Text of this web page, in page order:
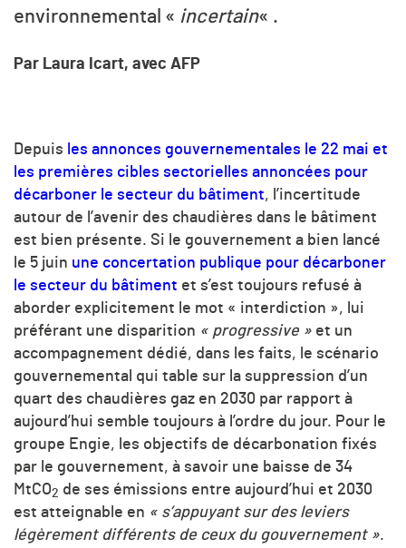
environnemental « incertain« .
Par Laura Icart, avec AFP
Depuis les annonces gouvernementales le 22 mai et
les premières cibles sectorielles annoncées pour
décarboner le secteur du bâtiment, l’incertitude
autour de l’avenir des chaudières dans le bâtiment
est bien présente. Si le gouvernement a bien lancé
le 5 juin une concertation publique pour décarboner
le secteur du bâtiment et s’est toujours refusé à
aborder explicitement le mot « interdiction », lui
préférant une disparition « progressive » et un
accompagnement dédié, dans les faits, le scénario
gouvernemental qui table sur la suppression d’un
quart des chaudières gaz en 2030 par rapport à
aujourd’hui semble toujours à l’ordre du jour. Pour le
groupe Engie, les objectifs de décarbonation fixés
par le gouvernement, à savoir une baisse de 34
MtCO2 de ses émissions entre aujourd’hui et 2030
est atteignable en « s’appuyant sur des leviers
légèrement différents de ceux du gouvernement ».